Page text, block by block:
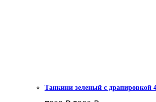
Танкини зеленый с драпировкой